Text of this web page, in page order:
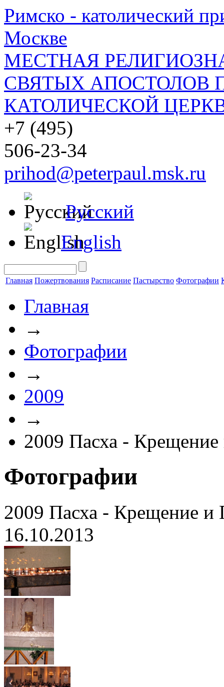
Римско - католический
Москве
МЕСТНАЯ
СВЯТЫХ АПОСТОЛОВ
КАТОЛИЧЕСКОЙ
+7 (495)
506-23-34
prihod@peterpaul.msk.ru
Русский
English
Главная Пожертвования Расписание Пастырство Фотографии
Главная
→
Фотографии
→
2009
→
2009 Пасха -
Фотографии
2009 Пасха - Крещение и
16.10.2013